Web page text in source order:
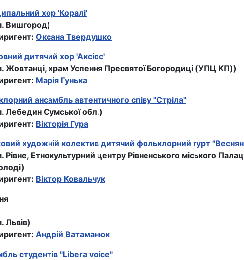
хор 'Коралі'
Вишгород)
Оксана Твердушко
дитячий хор 'Аксiос'
Жовтанці, храм Успення Пресвятої Богородицi (УПЦ КП))
Марія Гунька
ансамбль автентичного співу "Стріла"
Лебедин Сумської обл.)
Вікторія Гура
художній колектив дитячий фольклорний гурт
Рівне, Етнокультурний центру Рівненського міського
Вiктор Ковальчук
Львів)
Андрій Ватаманюк
студентів "Libera voice"